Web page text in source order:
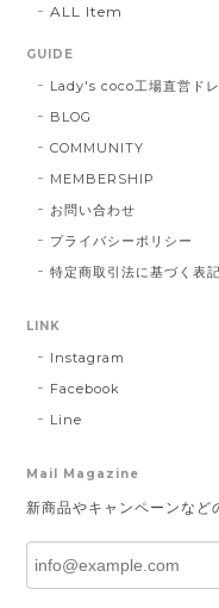
ALL Item
GUIDE
Lady's coco工場直営ド
BLOG
COMMUNITY
MEMBERSHIP
お問い合わせ
プライバシーポリシー
特定商取引法に基づく表記
LINK
Instagram
Facebook
Line
Mail Magazine
新商品やキャンペーンなど